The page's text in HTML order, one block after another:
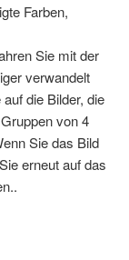
Farben,
Sie mit der
verwandelt
die Bilder, die
von 4
Sie das Bild
erneut auf das